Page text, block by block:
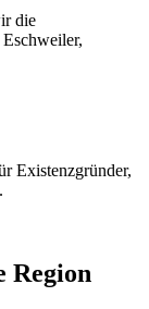
die
Existenzgründer,
Region